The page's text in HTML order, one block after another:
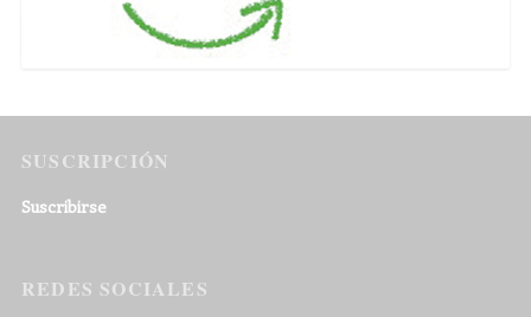
SUSCRIPCIÓN
Suscribirse
REDES SOCIALES